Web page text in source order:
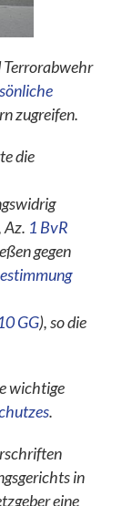
Terrorabwehr
zugreifen.
die
1 BvR
gegen
GG), so die
wichtige
.
in
eine